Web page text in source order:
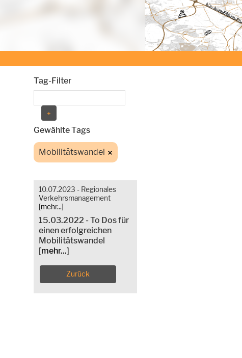
Tag-Filter
Gewählte Tags
Mobilitätswandel
10.07.2023 - Regionales
Verkehrsmanagement
[mehr...]
15.03.2022 - To Dos für
einen erfolgreichen
Mobilitätswandel
[mehr...]
Zurück